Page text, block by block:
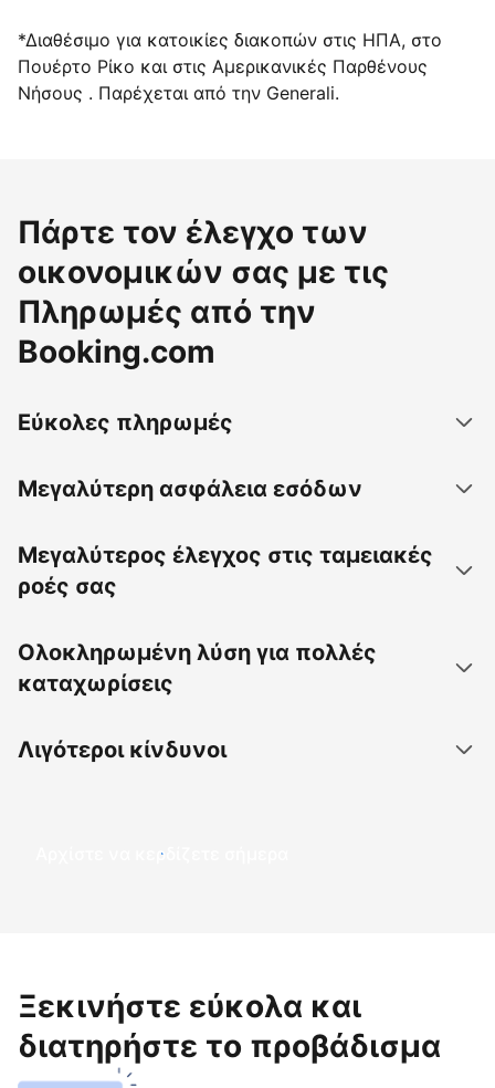
*Διαθέσιμο για κατοικίες διακοπών στις ΗΠΑ, στο
Πουέρτο Ρίκο και στις Αμερικανικές Παρθένους
Νήσους . Παρέχεται από την Generali.
Πάρτε τον έλεγχο των
οικονομικών σας με τις
Πληρωμές από την
Booking.com
Εύκολες πληρωμές
Μεγαλύτερη ασφάλεια εσόδων
Μεγαλύτερος έλεγχος στις ταμειακές
ροές σας
Ολοκληρωμένη λύση για πολλές
καταχωρίσεις
Λιγότεροι κίνδυνοι
Αρχίστε να κερδίζετε σήμερα
Ξεκινήστε εύκολα και
διατηρήστε το προβάδισμα